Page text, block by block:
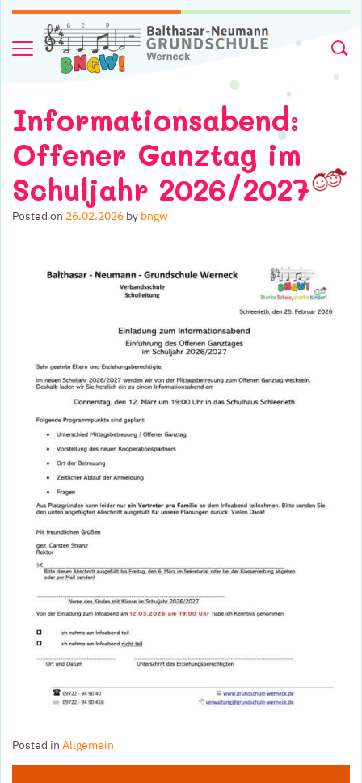
Skip to content
Informationsabend:
Offener Ganztag im
Schuljahr 2026/2027
Posted on 26.02.2026 by bngw
Posted in Allgemein